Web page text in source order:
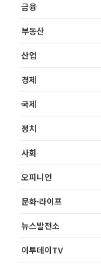
금융
부동산
산업
경제
국제
정치
사회
오피니언
문화·라이프
뉴스발전소
이투데이TV